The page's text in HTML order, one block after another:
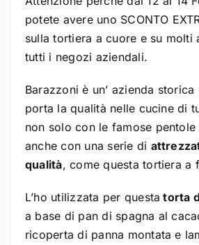
potete avere uno SCONTO
sulla tortiera a cuore e su molti
tutti i negozi aziendali.
Barazzoni è un’ azienda storica
porta la qualità nelle cucine di
non solo con le famose pentole
anche con una serie di
qualità, come questa tortiera a
L’ho utilizzata per questa torta
a base di pan di spagna al
ricoperta di panna montata e